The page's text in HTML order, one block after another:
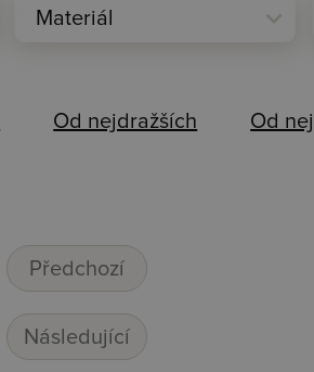
expand_more
Materiál
Od nejdražších Od
Předchozí
Následující